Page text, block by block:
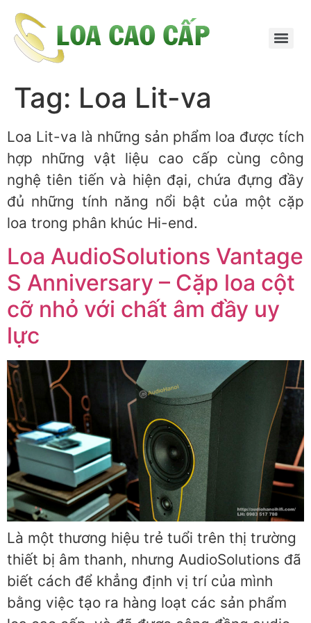
Skip
content
Tag: Loa Lit-va
Loa Lit-va là những sản phẩm loa được tích
hợp những vật liệu cao cấp cùng công
nghệ tiên tiến và hiện đại, chứa đựng đầy
đủ những tính năng nổi bật của một cặp
loa trong phân khúc Hi-end.
Loa AudioSolutions Vantage
S Anniversary – Cặp loa cột
cỡ nhỏ với chất âm đầy uy
lực
Là một thương hiệu trẻ tuổi trên thị trường
thiết bị âm thanh, nhưng AudioSolutions đã
biết cách để khẳng định vị trí của mình
bằng việc tạo ra hàng loạt các sản phẩm